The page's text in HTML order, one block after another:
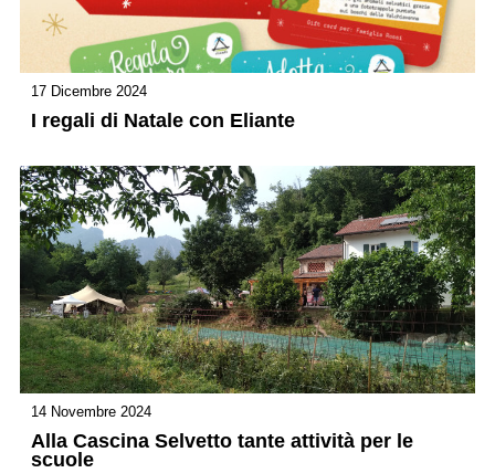
17 Dicembre 2024
I regali di Natale con Eliante
14 Novembre 2024
Alla Cascina Selvetto tante attività per le
scuole